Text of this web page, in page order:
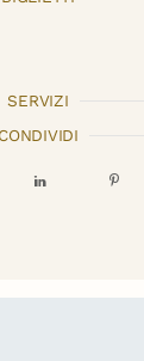
SERVIZI
CONDIVIDI